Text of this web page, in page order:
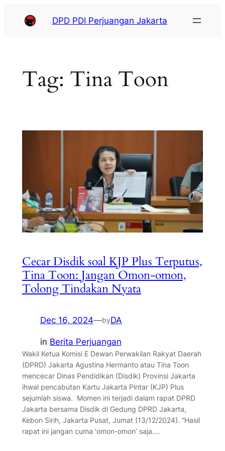
DPD PDI Perjuangan Jakarta
Tag: Tina Toon
Cecar Disdik soal KJP Plus Terputus,
Tina Toon: Jangan Omon-omon,
Tolong Tindakan Nyata
Dec 16, 2024—byDA
in Berita Perjuangan
Wakil Ketua Komisi E Dewan Perwakilan Rakyat Daerah
(DPRD) Jakarta Agustina Hermanto atau Tina Toon
mencecar Dinas Pendidikan (Disdik) Provinsi Jakarta
ihwal pencabutan Kartu Jakarta Pintar (KJP) Plus
sejumlah siswa. Momen ini terjadi dalam rapat DPRD
Jakarta bersama Disdik di Gedung DPRD Jakarta,
Kebon Sirih, Jakarta Pusat, Jumat (13/12/2024). “Hasil
rapat ini jangan cuma ‘omon-omon’ saja.…